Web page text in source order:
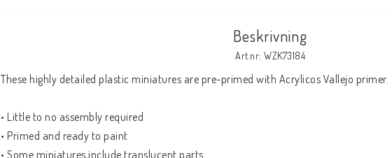
Beskrivning
Art.nr: WZK73184
These highly detailed plastic miniatures are pre-primed with Acrylicos Vallejo primer.
• Little to no assembly required
• Primed and ready to paint
• Some miniatures include translucent parts